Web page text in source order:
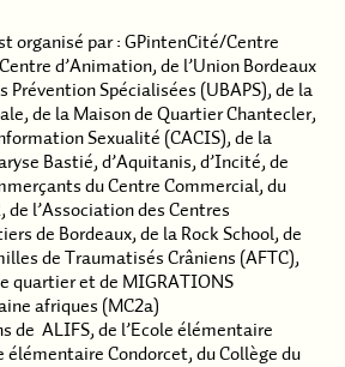
organisé par : GPintenCité/Centre
d’Animation, de l’Union Bordeaux
Prévention Spécialisées (UBAPS), de la
de la Maison de Quartier Chantecler,
Sexualité (CACIS), de la
Bastié, d’Aquitanis, d’Incité, de
du Centre Commercial, du
de l’Association des Centres
de Bordeaux, de la Rock School, de
de Traumatisés Crâniens (AFTC),
quartier et de MIGRATIONS
afriques (MC2a)
de ALIFS, de l’Ecole élémentaire
élémentaire Condorcet, du Collège du